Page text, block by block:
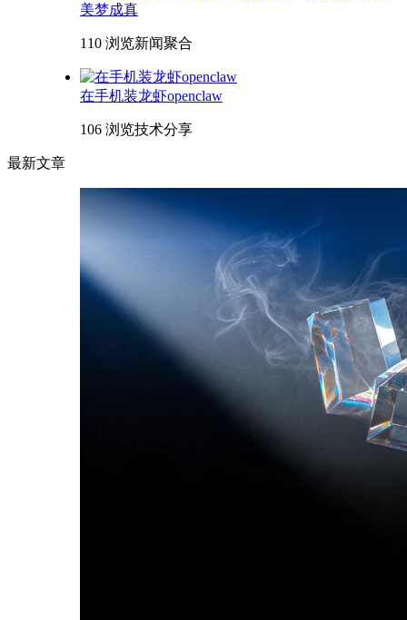
美梦成真
110 浏览新闻聚合
在手机装龙虾openclaw
106 浏览技术分享
最新文章